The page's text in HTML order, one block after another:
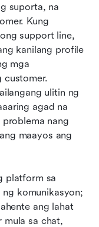
suporta, na
Kung
support line,
kanilang profile
mga
customer.
ulitin ng
agad na
nang
maayos ang
platform sa
komunikasyon;
ang lahat
mula sa chat,